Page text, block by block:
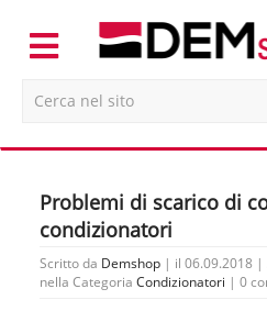
Problemi di scarico di
condizionatori
Scritto da Demshop | il 06.09.2018 |
nella Categoria Condizionatori | 0